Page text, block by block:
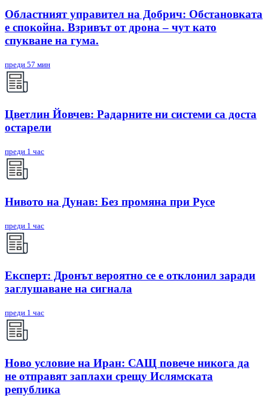
Областният управител на Добрич: Обстановката
е спокойна. Взривът от дрона – чут като
спукване на гума.
преди 57 мин
Цветлин Йовчев: Радарните ни системи са доста
остарели
преди 1 час
Нивото на Дунав: Без промяна при Русе
преди 1 час
Експерт: Дронът вероятно се е отклонил заради
заглушаване на сигнала
преди 1 час
Ново условие на Иран: САЩ повече никога да
не отправят заплахи срещу Ислямската
република